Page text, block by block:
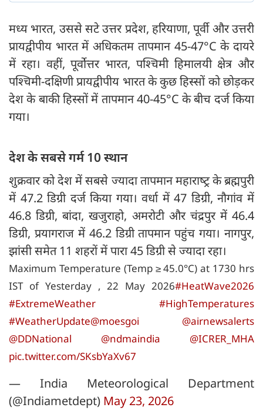
मध्य भारत, उससे सटे उत्तर प्रदेश, हरियाणा, पूर्वी और उत्तरी
प्रायद्वीपीय भारत में अधिकतम तापमान 45-47°C के दायरे
में रहा। वहीं, पूर्वोत्तर भारत, पश्चिमी हिमालयी क्षेत्र और
पश्चिमी-दक्षिणी प्रायद्वीपीय भारत के कुछ हिस्सों को छोड़कर
देश के बाकी हिस्सों में तापमान 40-45°C के बीच दर्ज किया
गया।
देश के सबसे गर्म 10 स्थान
शुक्रवार को देश में सबसे ज्यादा तापमान महाराष्‍ट्र के ब्रह्मपुरी
में 47.2 डिग्री दर्ज किया गया। वर्धा में 47 डिग्री, नौगांव में
46.8 डिग्री, बांदा, खजुराहो, अमरोटी और चंद्रपुर में 46.4
डिग्री, प्रयागराज में 46.2 डिग्री तापमान पहुंच गया। नागपुर,
झांसी समेत 11 शहरों में पारा 45 डिग्री से ज्यादा रहा।
Maximum Temperature (Temp ≥ 45.0°C) at 1730 hrs
IST of Yesterday , 22 May 2026#HeatWave2026
#ExtremeWeather
#HighTemperatures
#WeatherUpdate@moesgoi
@airnewsalerts
@DDNational
@ndmaindia
@ICRER_MHA
pic.twitter.com/SKsbYaXv67
— India Meteorological Department
(@Indiametdept) May 23, 2026